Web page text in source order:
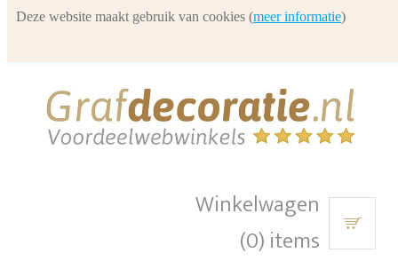
Winkelwagen
(0) items
Deze website maakt gebruik van cookies (meer informatie)